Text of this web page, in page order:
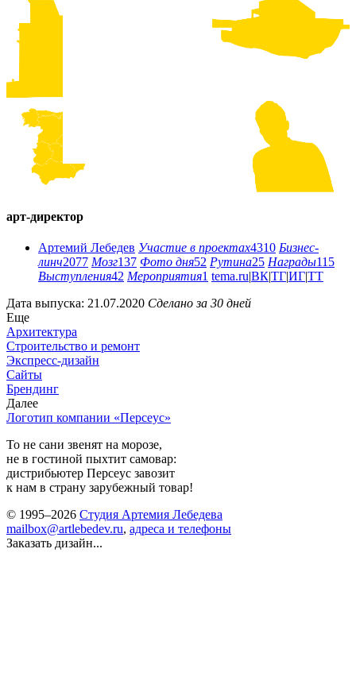
арт-директор
Артемий Лебедев Участие в проектах4310 Бизнес-
линч2077 Мозг137 Фото дня52 Рутина25 Награды115
Выступления42 Мероприятия1 tema.ru|ВК|ТГ|ИГ|ТТ
Дата выпуска: 21.07.2020 Сделано за 30 дней
Еще
Архитектура
Строительство и ремонт
Экспресс-дизайн
Сайты
Брендинг
Далее
Логотип компании «Персеус»
То не сани звенят на морозе,
не в гостиной пыхтит самовар:
дистрибьютер Персеус завозит
к нам в страну зарубежный товар!
© 1995–2026 Студия Артемия Лебедева
mailbox@artlebedev.ru, адреса и телефоны
Заказать дизайн...